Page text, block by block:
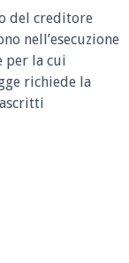
del creditore
nell’esecuzione
per la cui
richiede la